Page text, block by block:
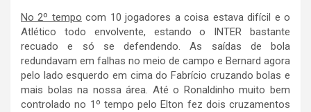
No 2º tempo com 10 jogadores a coisa estava difícil e o
Atlético todo envolvente, estando o INTER bastante
recuado e só se defendendo. As saídas de bola
redundavam em falhas no meio de campo e Bernard agora
pelo lado esquerdo em cima do Fabrício cruzando bolas e
mais bolas na nossa área. Até o Ronaldinho muito bem
controlado no 1º tempo pelo Elton fez dois cruzamentos